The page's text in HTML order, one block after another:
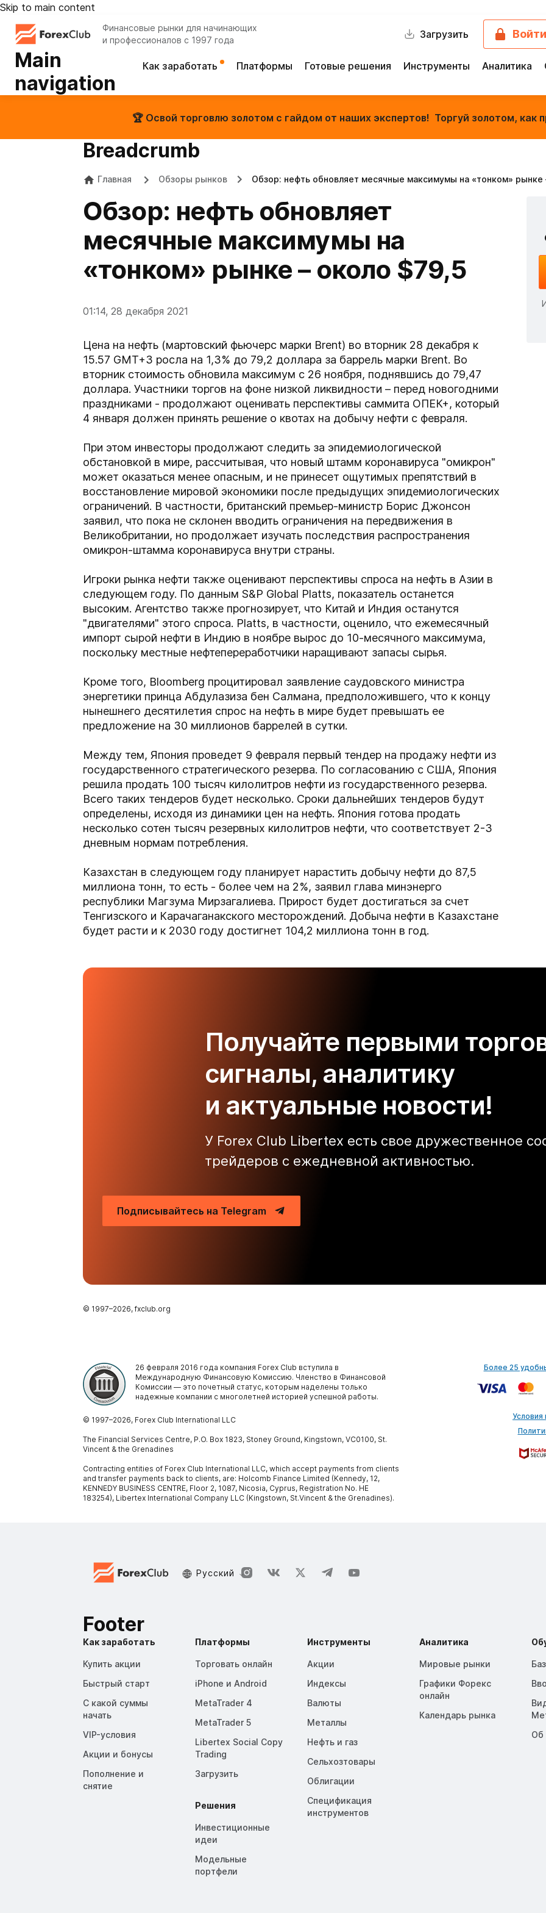
Skip to main content
Финансовые рынки для начинающих
и профессионалов с 1997 года
Загрузить
Main
navigation
Как заработать Платформы Готовые решения Инструменты Аналитика
🏆 Освой торговлю золотом с гайдом от наших экспертов! Торгуй золотом, как
Breadcrumb
Главная Обзоры рынков Обзор: нефть обновляет месячные максимумы на «тонком» рынке
Обзор: нефть обновляет
месячные максимумы на
«тонком» рынке – около $79,5
01:14, 28 декабря 2021
Цена на нефть (мартовский фьючерс марки Brent) во вторник 28 декабря к
15.57 GMT+3 росла на 1,3% до 79,2 доллара за баррель марки Brent. Во
вторник стоимость обновила максимум с 26 ноября, поднявшись до 79,47
доллара. Участники торгов на фоне низкой ликвидности – перед новогодними
праздниками - продолжают оценивать перспективы саммита ОПЕК+, который
4 января должен принять решение о квотах на добычу нефти с февраля.
При этом инвесторы продолжают следить за эпидемиологической
обстановкой в мире, рассчитывая, что новый штамм коронавируса "омикрон"
может оказаться менее опасным, и не принесет ощутимых препятствий в
восстановление мировой экономики после предыдущих эпидемиологических
ограничений. В частности, британский премьер-министр Борис Джонсон
заявил, что пока не склонен вводить ограничения на передвижения в
Великобритании, но продолжает изучать последствия распространения
омикрон-штамма коронавируса внутри страны.
Игроки рынка нефти также оценивают перспективы спроса на нефть в Азии в
следующем году. По данным S&P Global Platts, показатель останется
высоким. Агентство также прогнозирует, что Китай и Индия останутся
"двигателями" этого спроса. Platts, в частности, оценило, что ежемесячный
импорт сырой нефти в Индию в ноябре вырос до 10-месячного максимума,
поскольку местные нефтепереработчики наращивают запасы сырья.
Кроме того, Bloomberg процитировал заявление саудовского министра
энергетики принца Абдулазиза бен Салмана, предположившего, что к концу
нынешнего десятилетия спрос на нефть в мире будет превышать ее
предложение на 30 миллионов баррелей в сутки.
Между тем, Япония проведет 9 февраля первый тендер на продажу нефти из
государственного стратегического резерва. По согласованию с США, Япония
решила продать 100 тысяч килолитров нефти из государственного резерва.
Всего таких тендеров будет несколько. Сроки дальнейших тендеров будут
определены, исходя из динамики цен на нефть. Япония готова продать
несколько сотен тысяч резервных килолитров нефти, что соответствует 2-3
дневным нормам потребления.
Казахстан в следующем году планирует нарастить добычу нефти до 87,5
миллиона тонн, то есть - более чем на 2%, заявил глава минэнерго
республики Магзума Мирзагалиева. Прирост будет достигаться за счет
Тенгизского и Карачаганакского месторождений. Добыча нефти в Казахстане
будет расти и к 2030 году достигнет 104,2 миллиона тонн в год.
Получайте первыми
сигналы, аналитику
и актуальные новости!
У Forex Club Libertex есть свое дружественное
трейдеров с ежедневной активностью.
Подписывайтесь на Telegram
© 1997–2026, fxclub.org
26 февраля 2016 года компания Forex Club вступила в
Международную Финансовую Комиссию. Членство в Финансовой
Комиссии — это почетный статус, которым наделены только
надежные компании с многолетней историей успешной работы.
© 1997–2026, Forex Club International LLC
The Financial Services Centre, P.O. Box 1823, Stoney Ground, Kingstown, VC0100, St.
Vincent & the Grenadines
Contracting entities of Forex Club International LLC, which accept payments from clients
and transfer payments back to clients, are: Holcomb Finance Limited (Kennedy, 12,
KENNEDY BUSINESS CENTRE, Floor 2, 1087, Nicosia, Cyprus, Registration No. HE
183254), Libertex International Company LLC (Kingstown, St.Vincent & the Grenadines).
Более 25
Русский
Footer
Как заработать
Купить акции
Быстрый старт
С какой суммы
начать
VIP-условия
Акции и бонусы
Пополнение и
снятие
Платформы
Торговать онлайн
iPhone и Android
MetaTrader 4
MetaTrader 5
Libertex Social Copy
Trading
Загрузить
Решения
Инвестиционные
идеи
Модельные
портфели
Инструменты
Акции
Индексы
Валюты
Металлы
Нефть и газ
Сельхозтовары
Облигации
Спецификация
инструментов
Аналитика
Мировые рынки
Графики Форекс
онлайн
Календарь рынка
Об